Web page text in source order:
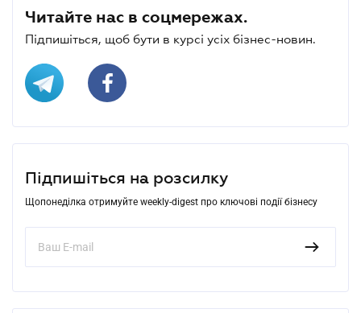
Читайте нас в соцмережах.
Підпишіться, щоб бути в курсі усіх бізнес-новин.
Підпишіться на розсилку
Щопонеділка отримуйте weekly-digest про ключові події бізнесу